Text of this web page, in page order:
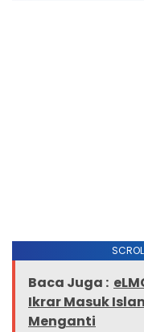
Baca Juga :
Ikrar Masuk
Menganti